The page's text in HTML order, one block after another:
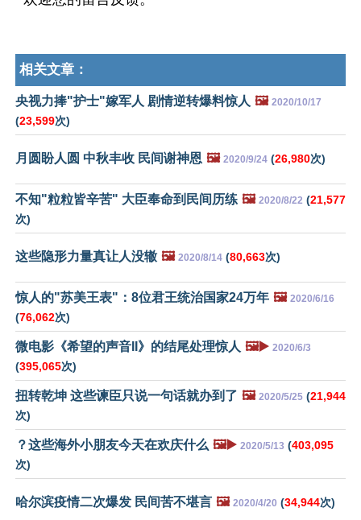
相关文章：
央视力捧"护士"嫁军人 剧情逆转爆料惊人 🖼️ 2020/10/17
(23,599次)
月圆盼人圆 中秋丰收 民间谢神恩 🖼️ 2020/9/24 (26,980次)
不知"粒粒皆辛苦" 大臣奉命到民间历练 🖼️ 2020/8/22 (21,577
次)
这些隐形力量真让人没辙 🖼️ 2020/8/14 (80,663次)
惊人的"苏美王表"：8位君王统治国家24万年 🖼️ 2020/6/16
(76,062次)
微电影《希望的声音II》的结尾处理惊人 🖼️▶️ 2020/6/3
(395,065次)
扭转乾坤 这些谏臣只说一句话就办到了 🖼️ 2020/5/25 (21,944
次)
？这些海外小朋友今天在欢庆什么 🖼️▶️ 2020/5/13 (403,095
次)
哈尔滨疫情二次爆发 民间苦不堪言 🖼️ 2020/4/20 (34,944次)